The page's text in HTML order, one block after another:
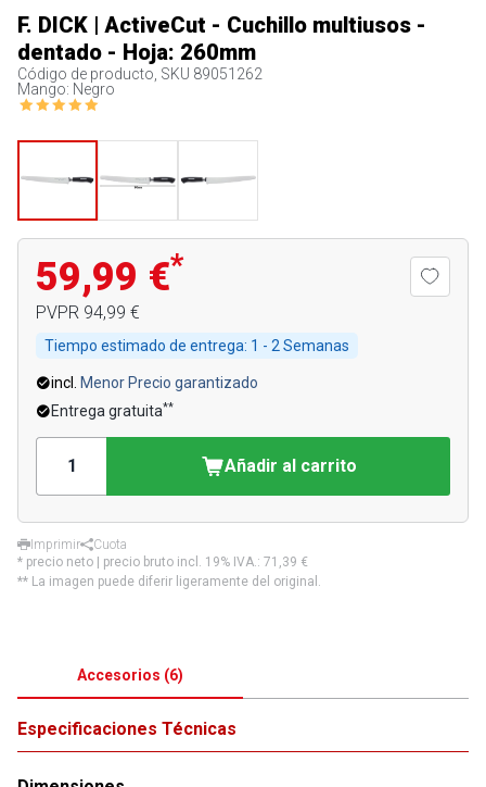
F. DICK | ActiveCut - Cuchillo multiusos -
dentado - Hoja: 260mm
Código de producto, SKU 89051262
Mango: Negro
59,99 €*
PVPR 94,99 €
Tiempo estimado de entrega: 1 - 2 Semanas
incl.
Menor Precio garantizado
Entrega gratuita**
Añadir al carrito
Imprimir
Cuota
* precio neto | precio bruto incl. 19% IVA.: 71,39 €
** La imagen puede diferir ligeramente del original.
Accesorios (6)
Especificaciones Técnicas